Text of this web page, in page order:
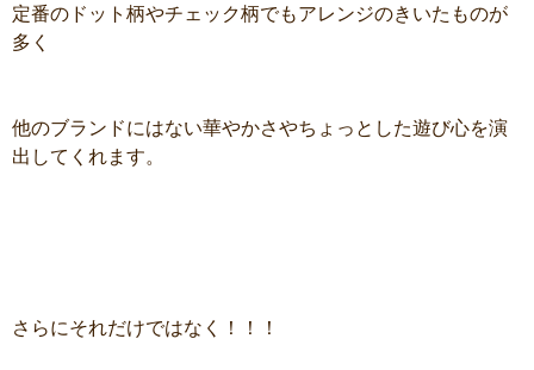
定番のドット柄やチェック柄でもアレンジのきいたものが
多く
他のブランドにはない華やかさやちょっとした遊び心を演
出してくれます。
さらにそれだけではなく！！！